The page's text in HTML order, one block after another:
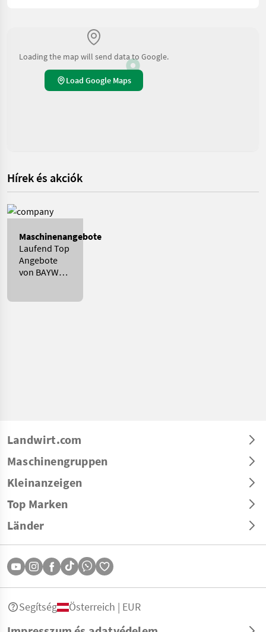
Loading the map will send data to Google.
Load Google Maps
Hírek és akciók
Maschinenangebote
Laufend Top
Angebote
von BAYWA
Landwirt.com
Maschinengruppen
Kleinanzeigen
Top Marken
Länder
Segítség Österreich | EUR